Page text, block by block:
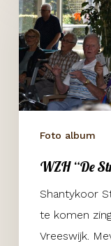
“De
Strijp”
Foto album
WZH “De
Shantykoor
te komen
Vreeswijk.